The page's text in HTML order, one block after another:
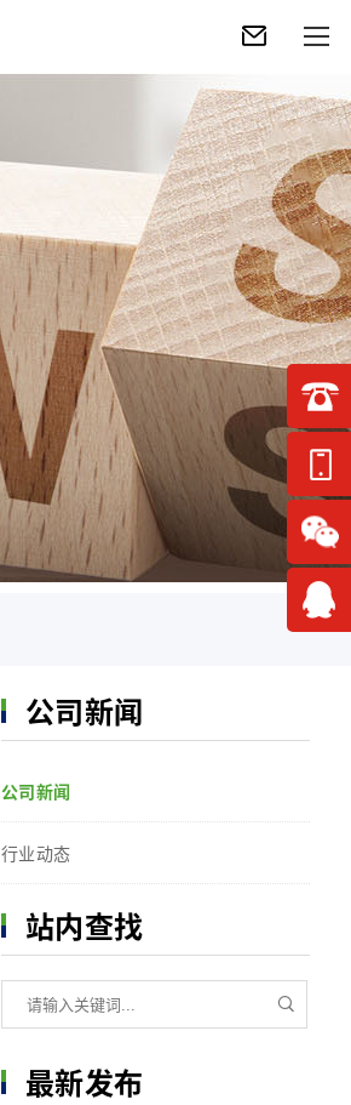
公司新闻
公司新闻
行业动态
站内查找
最新发布